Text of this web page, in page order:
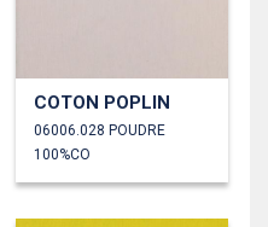
COTON POPLIN
06006.028 POUDRE
100%CO